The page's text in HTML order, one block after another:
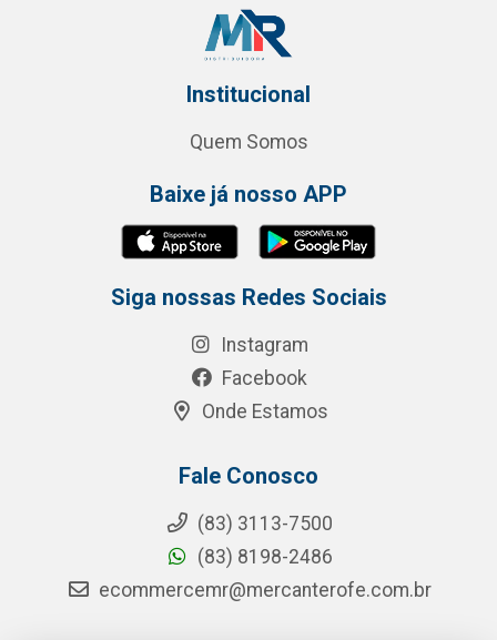
Institucional
Quem Somos
Baixe já nosso APP
Siga nossas Redes Sociais
Instagram
Facebook
Onde Estamos
Fale Conosco
(83) 3113-7500
(83) 8198-2486
ecommercemr@mercanterofe.com.br